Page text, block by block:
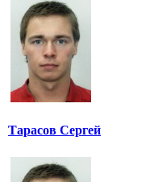
Тарасов Сергей